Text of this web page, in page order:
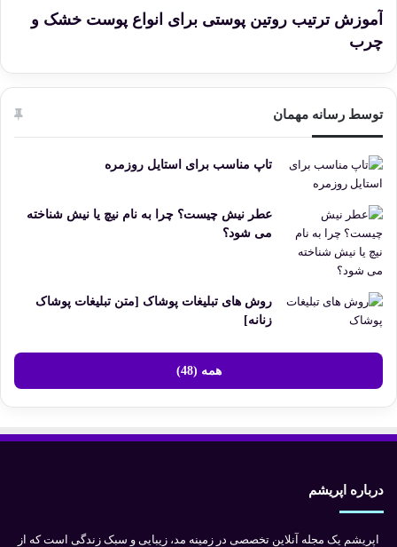
آموزش ترتیب روتین پوستی برای انواع پوست خشک و
چرب
توسط رسانه مهمان
تاپ مناسب برای استایل روزمره
عطر نیش چیست؟ چرا به نام نیچ یا نیش شناخته
می شود؟
روش های تبلیغات پوشاک [متن تبلیغات پوشاک
زنانه]
همه (48)
درباره اپریشم
اپریشم یک مجله آنلاین تخصصی در زمینه مد، زیبایی و سبک زندگی است که از